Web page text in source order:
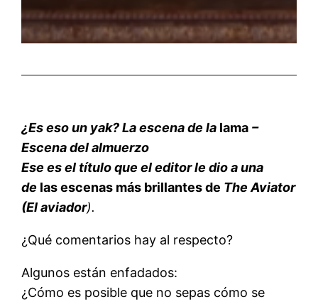
¿Es eso un yak? La escena de la lama –
Escena del almuerzo
Ese es el título que el editor le dio a una
de las escenas más brillantes de The Aviator
(El aviador).
¿Qué comentarios hay al respecto?
Algunos están enfadados:
¿Cómo es posible que no sepas cómo se